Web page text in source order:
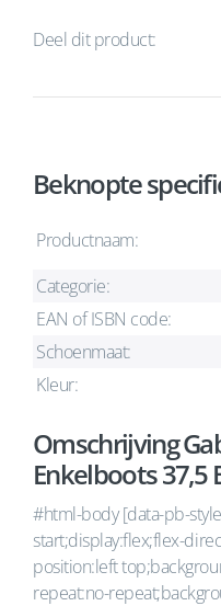
Deel dit product:
Beknopte
Productnaam:
Categorie:
EAN of ISBN code:
Schoenmaat:
Kleur:
Omschrijving
Enkelboots 37,5
#html-body [data-pb-
start;display:flex;flex-
position:left
repeat:no-